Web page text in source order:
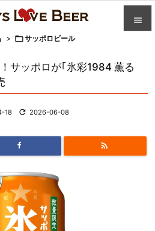



> サッポロビール
サッポロが｢氷彩1984 薫る
18  2026-06-08
